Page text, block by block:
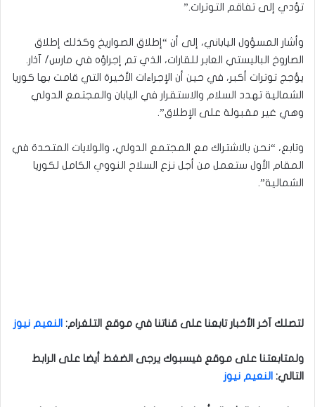
تؤدي إلى تفاقم التوترات.”
وأشار المسؤول الياباني، إلى أن “إطلاق الصواريخ وكذلك إطلاق
الصاروخ الباليستي العابر للقارات، الذي تم إجراؤه في مارس/ آذار.
يؤجج توترات أكبر، في حين أن الإجراءات الأخيرة التي قامت بها كوريا
الشمالية تهدد السلام والاستقرار في اليابان والمجتمع الدولي
وهي غير مقبولة على الإطلاق”.
وتابع، “نحن بالاشتراك مع المجتمع الدولي، والولايات المتحدة في
المقام الأول ستعمل من أجل نزع السلاح النووي الكامل لكوريا
الشمالية”.
لتصلك آخر الأخبار تابعنا على قناتنا في موقع التلغرام: النعيم نيوز
ولمتابعتنا على موقع فيسبوك يرجى الضغط أيضا على الرابط
التالي: النعيم نيوز